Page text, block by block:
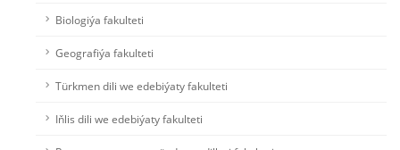
Biologiýa fakulteti
Geografiýa fakulteti
Türkmen dili we edebiýaty fakulteti
Iňlis dili we edebiýaty fakulteti